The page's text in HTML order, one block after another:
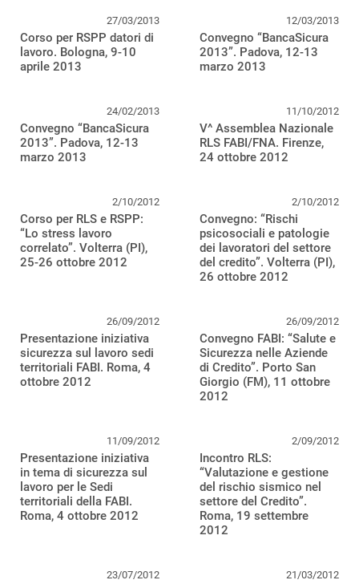
27/03/2013
Corso per RSPP datori di
lavoro. Bologna, 9-10
aprile 2013
12/03/2013
Convegno “BancaSicura
2013”. Padova, 12-13
marzo 2013
24/02/2013
Convegno “BancaSicura
2013”. Padova, 12-13
marzo 2013
11/10/2012
V^ Assemblea Nazionale
RLS FABI/FNA. Firenze,
24 ottobre 2012
2/10/2012
Corso per RLS e RSPP:
“Lo stress lavoro
correlato”. Volterra (PI),
25-26 ottobre 2012
2/10/2012
Convegno: “Rischi
psicosociali e patologie
dei lavoratori del settore
del credito”. Volterra (PI),
26 ottobre 2012
26/09/2012
Presentazione iniziativa
sicurezza sul lavoro sedi
territoriali FABI. Roma, 4
ottobre 2012
26/09/2012
Convegno FABI: “Salute e
Sicurezza nelle Aziende
di Credito”. Porto San
Giorgio (FM), 11 ottobre
2012
11/09/2012
Presentazione iniziativa
in tema di sicurezza sul
lavoro per le Sedi
territoriali della FABI.
Roma, 4 ottobre 2012
2/09/2012
Incontro RLS:
“Valutazione e gestione
del rischio sismico nel
settore del Credito”.
Roma, 19 settembre
2012
23/07/2012 21/03/2012